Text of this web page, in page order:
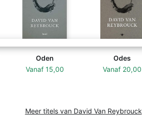
Oden
Vanaf 15,00
Odes
Vanaf 20,00
Meer titels van David Van Reybrouck